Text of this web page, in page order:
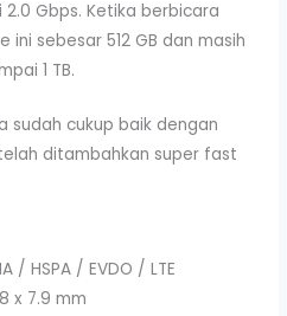
Gbps. Ketika berbicara
sebesar 512 GB dan masih
1 TB.
sudah cukup baik dengan
ditambahkan super fast
/ HSPA / EVDO / LTE
x 7.9 mm